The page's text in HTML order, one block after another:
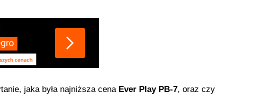
jaka była najniższa cena Ever Play PB-7, oraz czy